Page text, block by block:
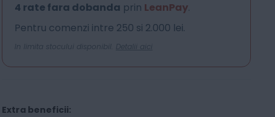
4 rate fara dobanda prin LeanPay.
Pentru comenzi intre 250 si 2.000 lei.
In limita stocului disponibil. Detalii aici
Extra beneficii: